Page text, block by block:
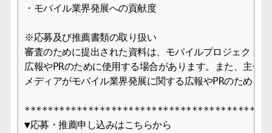
・モバイル業界発展への貢献度
※応募及び推薦書類の取り扱い
審査のために提出された資料は、モバイルプロジェクト
広報やPRのために使用する場合があります。また、主催
メディアがモバイル業界発展に関する広報やPRのため、
▼応募・推薦申し込みはこちらから